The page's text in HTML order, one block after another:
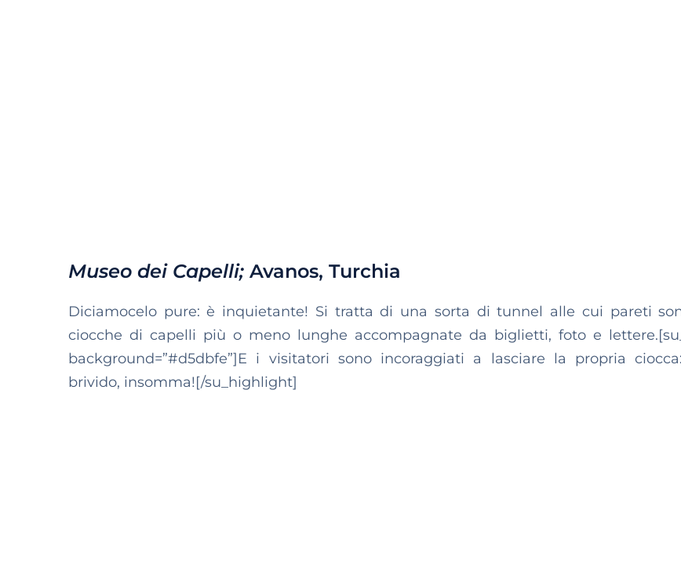
Museo dei Capelli; Avanos, Turchia
Diciamocelo pure: è inquietante! Si tratta di una sorta di tunnel alle cui pareti
ciocche di capelli più o meno lunghe accompagnate da biglietti, foto e
background=”#d5dbfe”]E i visitatori sono incoraggiati a lasciare la propria
brivido, insomma![/su_highlight]